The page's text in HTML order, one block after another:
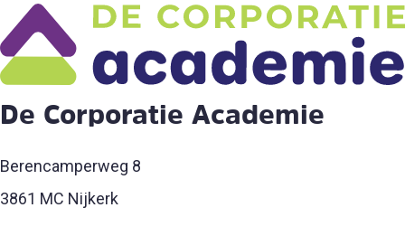
De Corporatie Academie
Berencamperweg 8
3861 MC Nijkerk